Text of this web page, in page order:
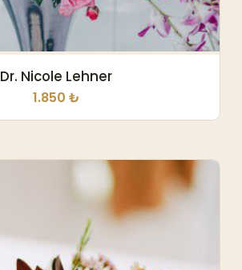
Dr. Nicole Lehner
1.850 ₺